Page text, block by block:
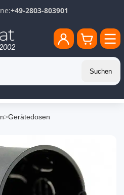
+49-2803-803901
Suchen
>Gerätedosen